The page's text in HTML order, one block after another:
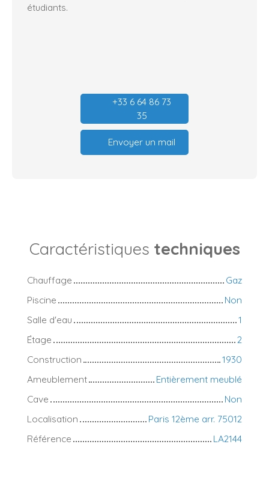
étudiants.
+33 6 64 86 73
35
Envoyer un mail
Caractéristiques techniques
Chauffage
Gaz
Piscine
Non
Salle d'eau
1
Étage
2
Construction
1930
Ameublement
Entièrement meublé
Cave
Non
Localisation
Paris 12ème arr. 75012
Référence
LA2144